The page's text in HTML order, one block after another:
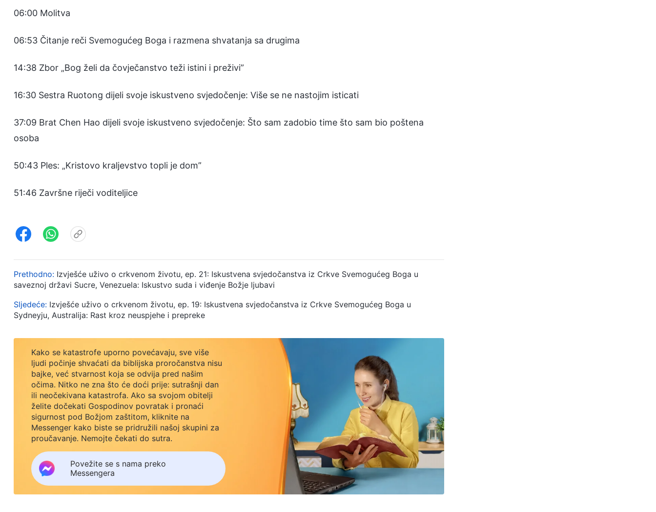
06:00 Molitva
06:53 Čitanje reči Svemogućeg Boga i razmena shvatanja sa drugima
14:38 Zbor „Bog želi da čovječanstvo teži istini i preživi”
16:30 Sestra Ruotong dijeli svoje iskustveno svjedočenje: Više se ne nastojim isticati
37:09 Brat Chen Hao dijeli svoje iskustveno svjedočenje: Što sam zadobio time što sam bio poštena
osoba
50:43 Ples: „Kristovo kraljevstvo topli je dom”
51:46 Završne riječi voditeljice
Prethodno: Izvješće uživo o crkvenom životu, ep. 21: Iskustvena svjedočanstva iz Crkve Svemogućeg Boga u
saveznoj državi Sucre, Venezuela: Iskustvo suda i viđenje Božje ljubavi
Sljedeće: Izvješće uživo o crkvenom životu, ep. 19: Iskustvena svjedočanstva iz Crkve Svemogućeg Boga u
Sydneyju, Australija: Rast kroz neuspjehe i prepreke
Kako se katastrofe uporno povećavaju, sve više
ljudi počinje shvaćati da biblijska proročanstva nisu
bajke, već stvarnost koja se odvija pred našim
očima. Nitko ne zna što će doći prije: sutrašnji dan
ili neočekivana katastrofa. Ako sa svojom obitelji
želite dočekati Gospodinov povratak i pronaći
sigurnost pod Božjom zaštitom, kliknite na
Messenger kako biste se pridružili našoj skupini za
proučavanje. Nemojte čekati do sutra.
Povežite se s nama preko
Messengera